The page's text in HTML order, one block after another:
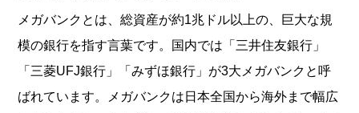
メガバンクとは、総資産が約1兆ドル以上の、巨大な規
模の銀行を指す言葉です。国内では「三井住友銀行」
「三菱UFJ銀行」「みずほ銀行」が3大メガバンクと呼
ばれています。メガバンクは日本全国から海外まで幅広